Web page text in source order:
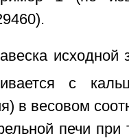
с
в весовом
печи при